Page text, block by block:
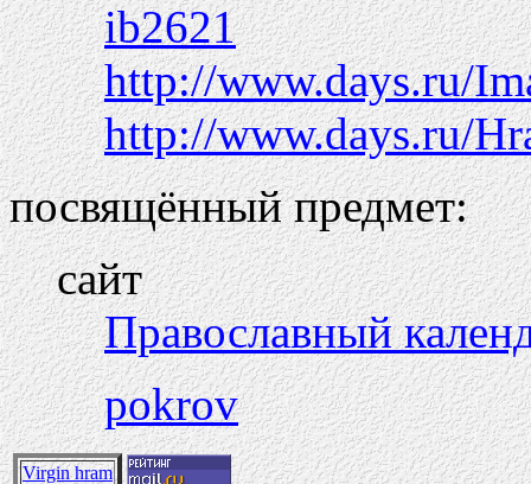
ib2621
http://www.days.ru/
http://www.days.ru/
посвящённый предмет:
сайт
Православный
pokrov
Virgin hram